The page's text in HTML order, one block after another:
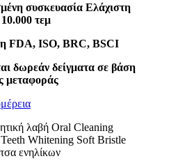
συσκευασία Ελάχιστη
τεμ
FDA, ISO, BRC, BSCI
δωρεάν δείγματα σε βάση
μεταφοράς